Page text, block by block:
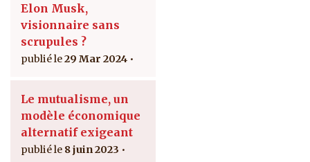
Elon Musk,
visionnaire sans
scrupules ?
29 Mar 2024
Le mutualisme, un
modèle économique
alternatif exigeant
8 juin 2023